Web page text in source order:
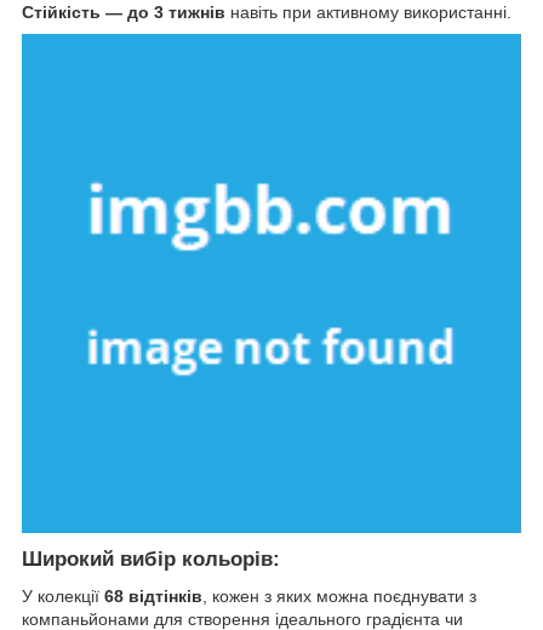
Стійкість — до 3 тижнів навіть при активному використанні.
Широкий вибір кольорів:
У колекції 68 відтінків , кожен з яких можна поєднувати з
компаньйонами для створення ідеального градієнта чи